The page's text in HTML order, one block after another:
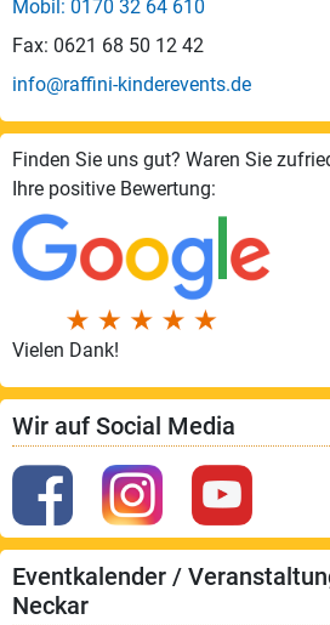
Mobil: 0170 32 64 610
Fax: 0621 68 50 12 42
info@raffini-kinderevents.de
Finden Sie uns gut? Waren Sie
Ihre positive Bewertung:
Vielen Dank!
Wir auf Social Media
Eventkalender /
Neckar